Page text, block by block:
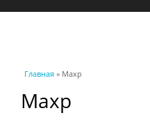
Вы здесь
Главная » Махр
Махр